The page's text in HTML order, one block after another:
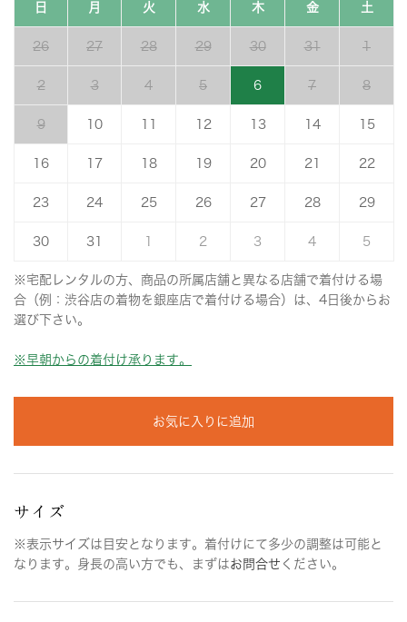
日 月 火 水 木 金 土
26 27 28 29 30 31 1
2 3 4 5 6 7 8
9 10 12 13 14 15
16 17 18 19 20 21 22
23 24 25 26 27 28 29
30 31 2 3 4 5
※宅配レンタルの方、商品の所属店舗と異なる店舗で着付ける場
合（例：渋谷店の着物を銀座店で着付ける場合）は、4日後からお
選び下さい。
※早朝からの着付け承ります。
お気に入りに追加
サイズ
※表示サイズは目安となります。着付けにて多少の調整は可能と
なります。身長の高い方でも、まずはお問合せ ください。